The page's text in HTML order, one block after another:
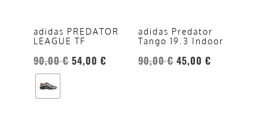
adidas PREDATOR
LEAGUE TF
90,00€ 54,00 €
opzioni
possono
essere
scelte
nella
adidas Predator
Tango 19.3 Indoor
90,00€ 45,00 €
opzioni
possono
essere